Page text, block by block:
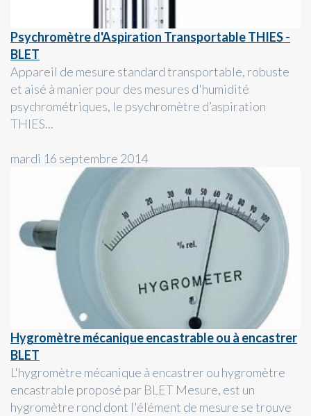
Psychromètre d'Aspiration Transportable THIES -
BLET
Appareil de mesure standard transportable, robuste
et aisé à manier pour des mesures d'humidité
psychrométriques, le psychromètre d’aspiration
THIES...
mardi 16 septembre 2014
Hygromètre mécanique encastrable ou à encastrer
BLET
L'hygromètre mécanique à encastrer ou hygromètre
encastrable proposé par BLET Mesure, est un
hygromètre rond dont l'élément de mesure se trouve